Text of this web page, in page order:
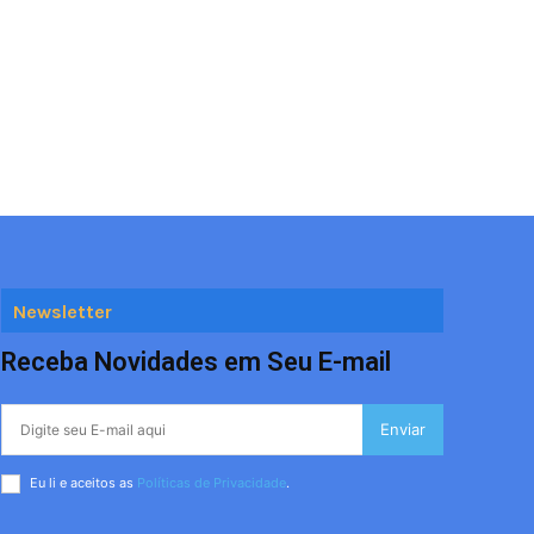
Newsletter
Receba Novidades em Seu E-mail
Enviar
Eu li e aceitos as Políticas de Privacidade.